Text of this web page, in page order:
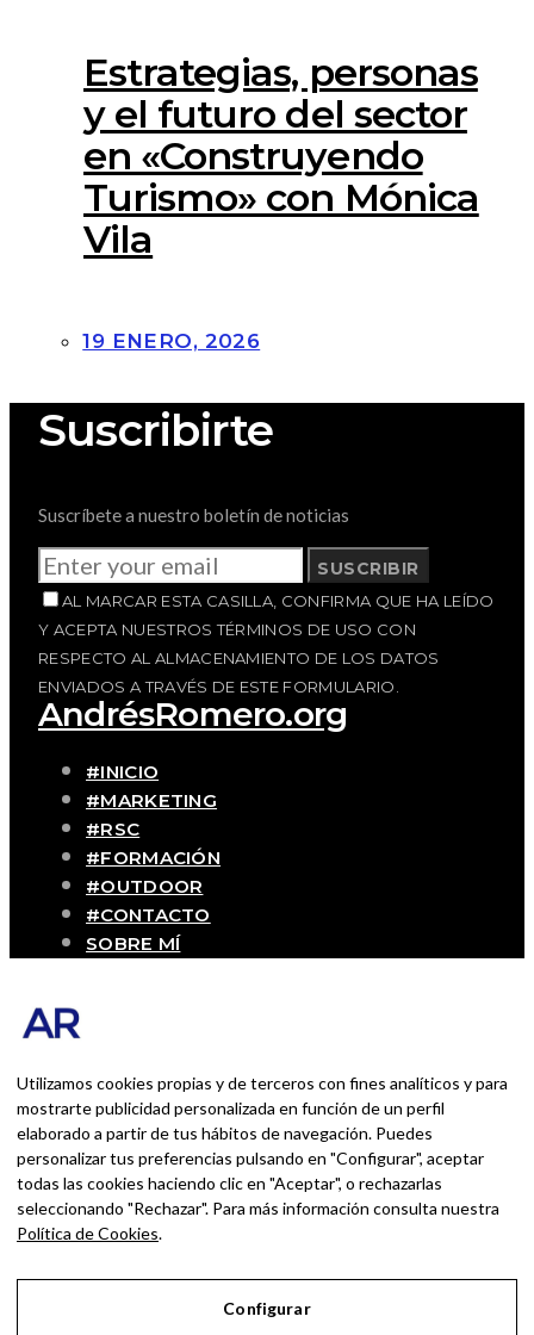
Estrategias, personas
y el futuro del sector
en «Construyendo
Turismo» con Mónica
Vila
19 ENERO, 2026
Suscribirte
Suscríbete a nuestro boletín de noticias
SUSCRIBIR
AL MARCAR ESTA CASILLA, CONFIRMA QUE HA LEÍDO
Y ACEPTA NUESTROS TÉRMINOS DE USO CON
RESPECTO AL ALMACENAMIENTO DE LOS DATOS
ENVIADOS A TRAVÉS DE ESTE FORMULARIO.
AndrésRomero.org
#INICIO
#MARKETING
#RSC
#FORMACIÓN
#OUTDOOR
#CONTACTO
SOBRE MÍ
Romero. Experiencias personales y
con lo que hace cada día
BUSCAR POR:
BUSCAR
Ingresa las palabras de la búsqueda y presiona
Enter.
Utilizamos cookies propias y de terceros con fines analíticos y para
mostrarte publicidad personalizada en función de un perfil
elaborado a partir de tus hábitos de navegación. Puedes
personalizar tus preferencias pulsando en "Configurar", aceptar
todas las cookies haciendo clic en "Aceptar", o rechazarlas
seleccionando "Rechazar". Para más información consulta nuestra
Política de Cookies.
Configurar